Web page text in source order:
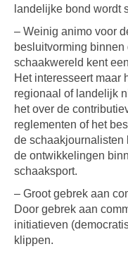
landelijke bond wordt
– Weinig animo voor
besluitvorming
schaakwereld kent
Het interesseert maar
regionaal of landelijk
het over de
reglementen of het
de schaakjournalisten
de ontwikkelingen
schaaksport.
– Groot gebrek aan
Door gebrek aan
initiatieven
klippen.